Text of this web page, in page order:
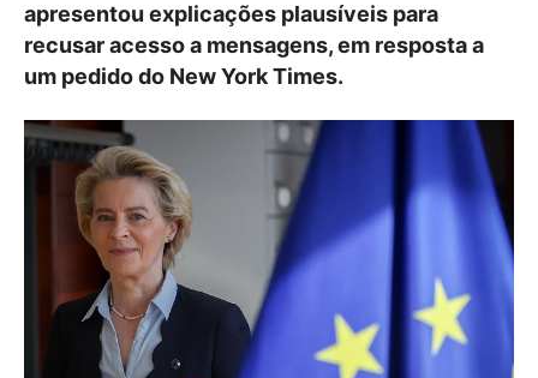
apresentou explicações plausíveis para
recusar acesso a mensagens, em resposta a
um pedido do New York Times.